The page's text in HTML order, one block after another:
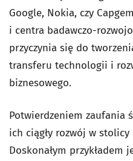
Google, Nokia, czy
i centra badawczo-
przyczynia się do
transferu technologii i
biznesowego.
Potwierdzeniem zaufania
ich ciągły rozwój w stolicy
Doskonałym przykładem